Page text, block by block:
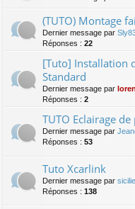
(TUTO) Montage
Dernier message par
Réponses : 22
[Tuto] Installation
Standard
Dernier message par
Réponses : 2
TUTO Eclairage de
Dernier message par
Réponses : 53
Tuto Xcarlink
Dernier message par
Réponses : 138